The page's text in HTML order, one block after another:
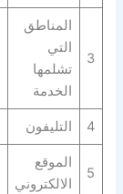
3
المناطق
التي
تشلمها
الخدمة
4 التليفون
5
الموقع
الالكتروني